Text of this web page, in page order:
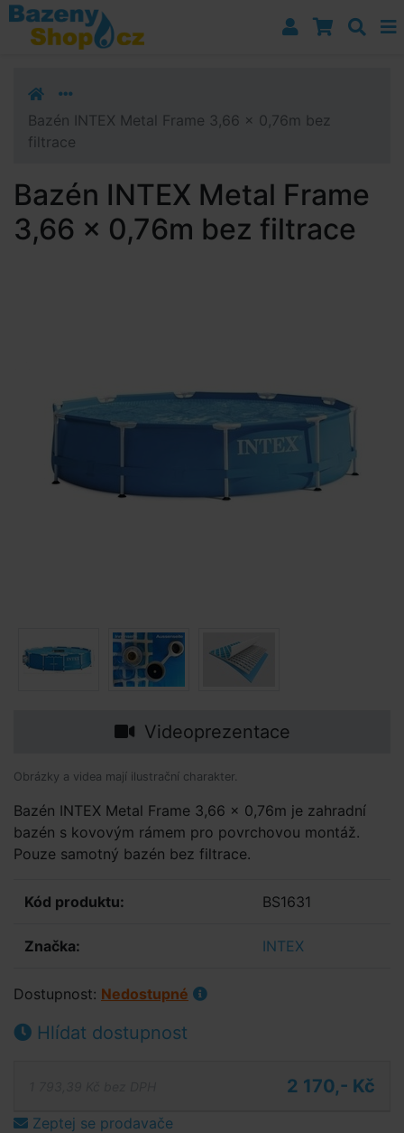
Přejít k navigaci
Přejít na obsah
Přejít k postrannímu sloupci
Bazén INTEX Metal Frame 3,66 x 0,76m bez
filtrace
Bazén INTEX Metal Frame
3,66 x 0,76m bez filtrace
Videoprezentace
Obrázky a videa mají ilustrační charakter.
Bazén INTEX Metal Frame 3,66 x 0,76m je zahradní
bazén s kovovým rámem pro povrchovou montáž.
Pouze samotný bazén bez filtrace.
Kód produktu: BS1631
Značka: INTEX
Dostupnost: Nedostupné
Hlídat dostupnost
2 170,- Kč
Zeptej se prodavače